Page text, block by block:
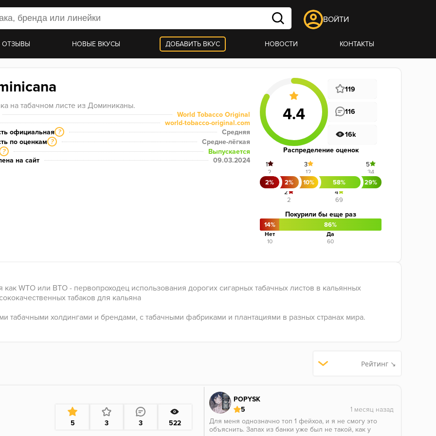
ВОЙТИ
ОТЗЫВЫ НОВЫЕ ВКУСЫ ДОБАВИТЬ ВКУС НОВОСТИ КОНТАКТЫ
на табачном листе из Доминиканы.
World Tobacco Original
world-tobacco-original.com
официальная ?
Средняя
по оценкам ?
Средне-лёгкая
?
Выпускается
на сайт
09.03.2024
119
116
16k
Распределение оценок
2%
1
2
2%
2
2
10%
3
12
58%
4
69
29%
5
34
Покурили бы еще раз
14%
Нет
10
86%
Да
60
как WTO или ВТО - первопроходец использования дорогих сигарных табачных листов в кальянных
табаков для кальяна
табачными холдингами и брендами, с табачными фабриками и плантациями в разных странах мира.
Рейтинг ↘
5 3 3 522
POPYSK
5
Для меня однозначно топ 1 фейхоа, и я не смогу это
объяснить. Запах из банки уже был не такой, как у